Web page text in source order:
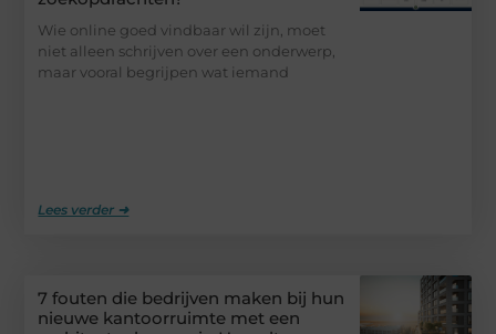
Wie online goed vindbaar wil zijn, moet
niet alleen schrijven over een onderwerp,
maar vooral begrijpen wat iemand
Lees verder ➜
7 fouten die bedrijven maken bij hun
nieuwe kantoorruimte met een